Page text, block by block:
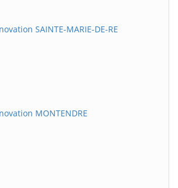
SAINTE-MARIE-DE-RE
MONTENDRE